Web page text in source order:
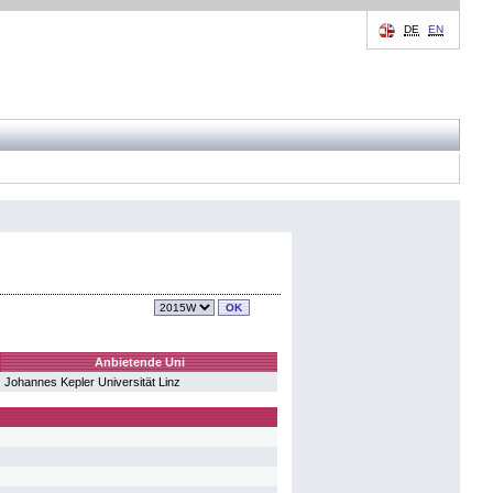
DE EN
Anbietende Uni
Johannes Kepler Universität Linz